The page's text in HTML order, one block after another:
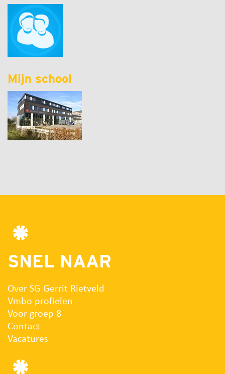
Mijn school
SNEL NAAR
Over SG Gerrit Rietveld
Vmbo profielen
Voor groep 8
Contact
Vacatures